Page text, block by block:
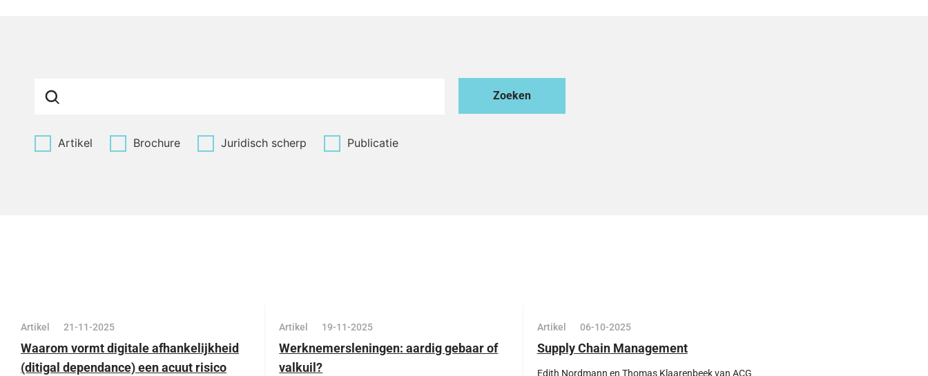
Artikel Brochure Juridisch scherp Publicatie
Artikel 21-11-2025
Waarom vormt digitale afhankelijkheid
(ditigal dependance) een acuut risico
Artikel 19-11-2025
Werknemersleningen: aardig gebaar of
valkuil?
Artikel 06-10-2025
Supply Chain Management
Edith Nordmann en Thomas Klaarenbeek van ACG